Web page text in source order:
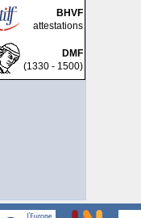
BHVF
attestations
DMF
(1330 - 1500)